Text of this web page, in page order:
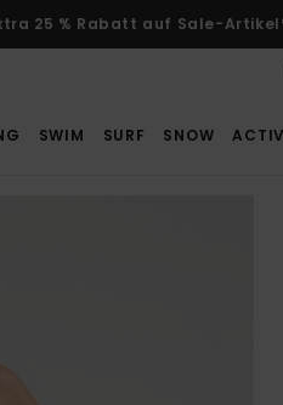
25 % Rabatt auf Sale-
SWIM SURF SNOW